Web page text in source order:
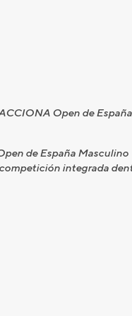
Open de España
de España Masculino
competición integrada